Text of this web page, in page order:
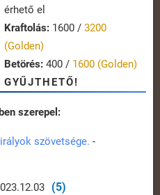
érhető el
Kraftolás: 1600 / 3200
(Golden)
Betörés: 400 / 1600 (Golden)
GYŰJTHETŐ!
szerepel:
szövetsége. -
(5)